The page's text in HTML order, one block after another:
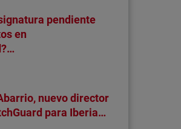
un riesgo de
y, con
pendiente
en
nuevo director
para Iberia…